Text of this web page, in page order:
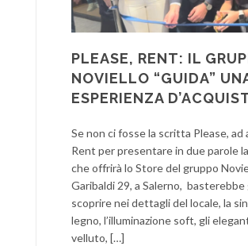
PLEASE, RENT: IL
NOVIELLO “GUIDA”
ESPERIENZA
Se non ci fosse la scritta Please, ad
Rent per presentare in due parole
che offrirà lo Store del gruppo
Garibaldi 29, a Salerno,
scoprire nei dettagli del locale, la
legno, l’illuminazione soft, gli
velluto, […]